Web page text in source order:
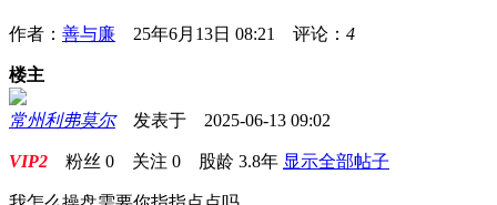
作者： 善与廉 25年6月13日 08:21 评论： 4
楼主
常州利弗莫尔发表于 2025-06-13 09:02
VIP2 粉丝 0 关注 0 股龄 3.8年 显示全部帖子